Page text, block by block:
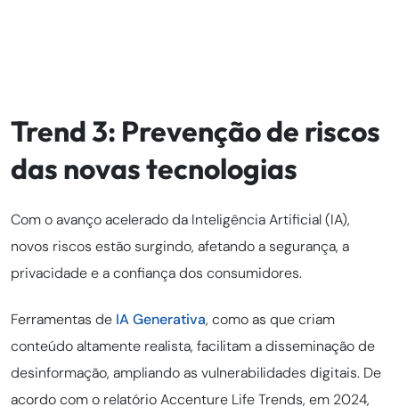
Trend 3: Prevenção de riscos
das novas tecnologias
Com o avanço acelerado da Inteligência Artificial (IA),
novos riscos estão surgindo, afetando a segurança, a
privacidade e a confiança dos consumidores.
Ferramentas de IA Generativa, como as que criam
conteúdo altamente realista, facilitam a disseminação de
desinformação, ampliando as vulnerabilidades digitais. De
acordo com o relatório Accenture Life Trends, em 2024,